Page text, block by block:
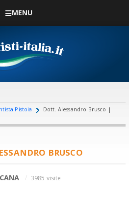
MENU
Pistoia
Dott. Alessandro Brusco |
BRUSCO
3985 visite